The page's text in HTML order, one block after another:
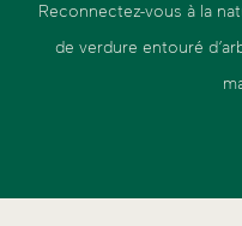
Reconnectez-vous à la
de verdure entouré